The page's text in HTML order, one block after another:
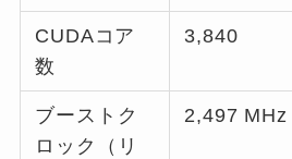
CUDAコア
数
3,840
ブーストク
ロック（リ
2,497 MHz